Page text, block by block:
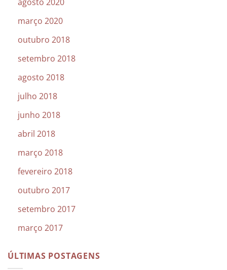
março 2020
outubro 2018
setembro 2018
agosto 2018
julho 2018
junho 2018
abril 2018
março 2018
fevereiro 2018
outubro 2017
setembro 2017
março 2017
ÚLTIMAS POSTAGENS